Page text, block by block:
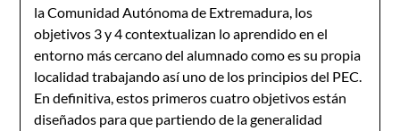
la Comunidad Autónoma de Extremadura, los
objetivos 3 y 4 contextualizan lo aprendido en el
entorno más cercano del alumnado como es su propia
localidad trabajando así uno de los principios del PEC.
En definitiva, estos primeros cuatro objetivos están
diseñados para que partiendo de la generalidad